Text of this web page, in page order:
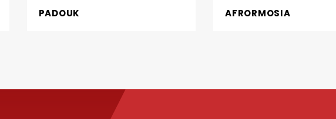
PADOUK AFRORMOSIA